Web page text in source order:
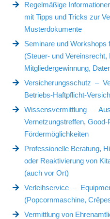
Regelmäßige
mit Tipps und Tricks zur
Musterdokumente
Seminare und Workshops
(Steuer- und Vereinsrecht,
Mitgliedergewinnung,
Versicherungsschutz –
Betriebs-Haftpflicht-
Wissensvermittlung –
Vernetzungstreffen,Good-
Fördermöglichkeiten
Professionelle Beratung,
oder Reaktivierungvon
(auch vor Ort)
Verleihservice –
(Popcornmaschine,
Vermittlung von